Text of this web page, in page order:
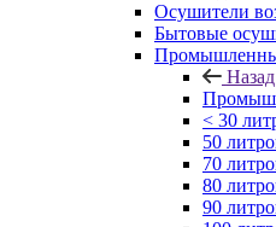
Осушители
Бытовые
Назад
< 30
50
70
80
90